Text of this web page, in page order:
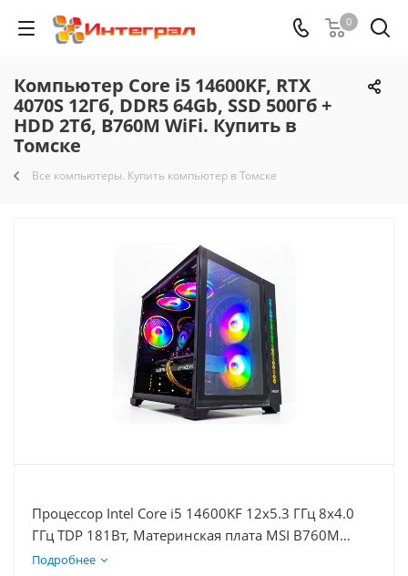
0
Компьютер Core i5 14600KF, RTX
4070S 12Гб, DDR5 64Gb, SSD 500Гб +
HDD 2Тб, B760M WiFi. Купить в
Томске
Все компьютеры. Купить компьютер в Томске
Процессор Intel Core i5 14600KF 12x5.3 ГГц 8x4.0
ГГц TDP 181Вт, Материнская плата MSI B760M
BOMBER WIFI D5, Видеокарта RTX 4070S 12Гб,
Подробнее